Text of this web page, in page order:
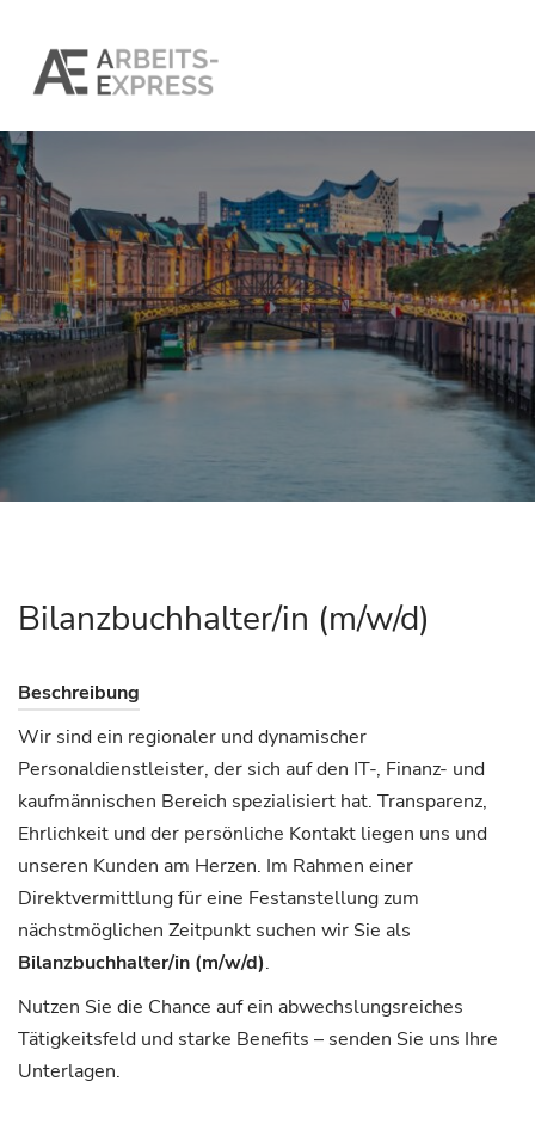
Bilanzbuchhalter/in (m/w/d)
Beschreibung
Wir sind ein regionaler und dynamischer
Personaldienstleister, der sich auf den IT-, Finanz- und
kaufmännischen Bereich spezialisiert hat. Transparenz,
Ehrlichkeit und der persönliche Kontakt liegen uns und
unseren Kunden am Herzen. Im Rahmen einer
Direktvermittlung für eine Festanstellung zum
nächstmöglichen Zeitpunkt suchen wir Sie als
Bilanzbuchhalter/in (m/w/d).
Nutzen Sie die Chance auf ein abwechslungsreiches
Tätigkeitsfeld und starke Benefits – senden Sie uns Ihre
Unterlagen.